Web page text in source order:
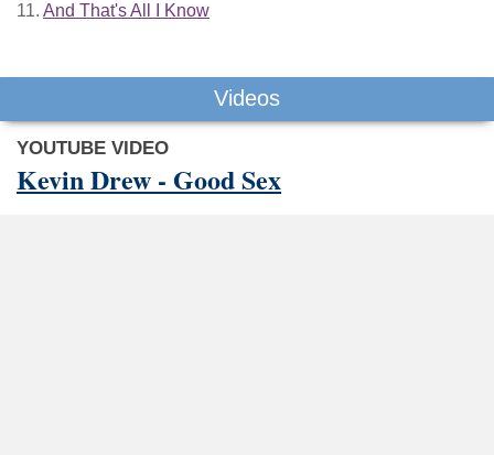
11. And That's All I Know
Videos
YOUTUBE VIDEO
Kevin Drew - Good Sex